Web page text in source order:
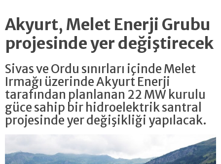
Akyurt, Melet Enerji Grubu
projesinde yer değiştirecek
Sivas ve Ordu sınırları içinde Melet
Irmağı üzerinde Akyurt Enerji
tarafından planlanan 22 MW kurulu
güce sahip bir hidroelektrik santral
projesinde yer değişikliği yapılacak.